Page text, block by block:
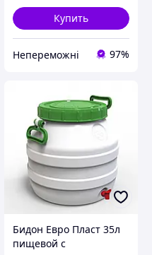
Купить
Непереможні 97%
Бидон Евро Пласт 35л
пищевой с